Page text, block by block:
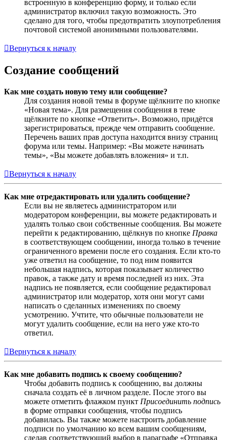
встроенную в конференцию форму, и только если
администратор включил такую возможность. Это
сделано для того, чтобы предотвратить злоупотребления
почтовой системой анонимными пользователями.
Вернуться к началу
Создание сообщений
Как мне создать новую тему или сообщение?
Для создания новой темы в форуме щёлкните по кнопке
«Новая тема». Для размещения сообщения в теме
щёлкните по кнопке «Ответить». Возможно, придётся
зарегистрироваться, прежде чем отправить сообщение.
Перечень ваших прав доступа находится внизу страниц
форума или темы. Например: «Вы можете начинать
темы», «Вы можете добавлять вложения» и т.п.
Вернуться к началу
Как мне отредактировать или удалить сообщение?
Если вы не являетесь администратором или
модератором конференции, вы можете редактировать и
удалять только свои собственные сообщения. Вы можете
перейти к редактированию, щёлкнув по кнопке Правка
в соответствующем сообщении, иногда только в течение
ограниченного времени после его создания. Если кто-то
уже ответил на сообщение, то под ним появится
небольшая надпись, которая показывает количество
правок, а также дату и время последней из них. Эта
надпись не появляется, если сообщение редактировал
администратор или модератор, хотя они могут сами
написать о сделанных изменениях по своему
усмотрению. Учтите, что обычные пользователи не
могут удалить сообщение, если на него уже кто-то
ответил.
Вернуться к началу
Как мне добавить подпись к своему сообщению?
Чтобы добавить подпись к сообщению, вы должны
сначала создать её в личном разделе. После этого вы
можете отметить флажком пункт Присоединить подпись
в форме отправки сообщения, чтобы подпись
добавилась. Вы также можете настроить добавление
подписи по умолчанию ко всем вашим сообщениям,
сделав соответствующий выбор в параграфе «Отправка